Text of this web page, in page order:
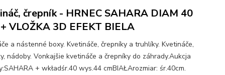
črepník - HRNEC SAHARA DIAM 40
VLOŽKA 3D EFEKT BIELA
a nástenné boxy. Kvetináče, črepníky a truhlíky. Kvetináče,
nádoby. Vonkajšie kvetináče a črepníky do záhrady.Aukcja
+ wkładśr.40 wys.44 cmBIAŁArozmiar: śr.40cm.